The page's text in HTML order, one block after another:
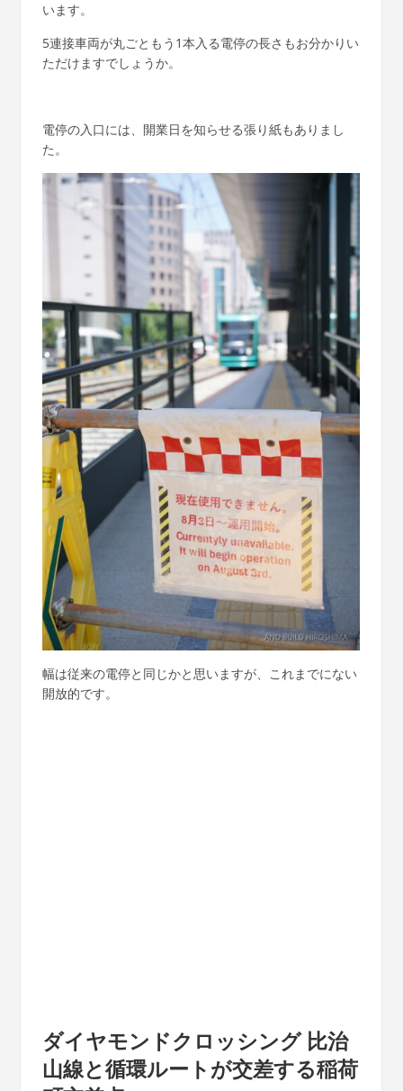
います。
5連接車両が丸ごともう1本入る電停の長さもお分かりい
ただけますでしょうか。
電停の入口には、開業日を知らせる張り紙もありまし
た。
幅は従来の電停と同じかと思いますが、これまでにない
開放的です。
ダイヤモンドクロッシング 比治
山線と循環ルートが交差する稲荷